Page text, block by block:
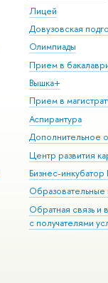
Лицей
Довузовская
Олимпиады
Прием в
Вышка+
Прием в
Аспирантура
Дополнительное
Центр развития
Бизнес-
Образовательные
Обратная связь и
с получателями